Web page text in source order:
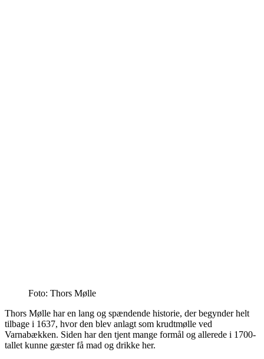
Foto: Thors Mølle
Thors Mølle har en lang og spændende historie, der begynder helt
tilbage i 1637, hvor den blev anlagt som krudtmølle ved
Varnabækken. Siden har den tjent mange formål og allerede i 1700-
tallet kunne gæster få mad og drikke her.